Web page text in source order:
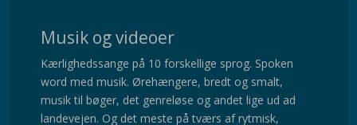
Musik og videoer
Kærlighedssange på 10 forskellige sprog. Spoken
word med musik. Ørehængere, bredt og smalt,
musik til bøger, det genreløse og andet lige ud ad
landevejen. Og det meste på tværs af rytmisk,